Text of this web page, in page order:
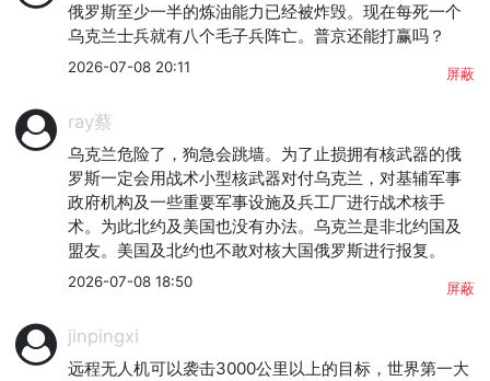
俄罗斯至少一半的炼油能力已经被炸毁。现在每死一个
乌克兰士兵就有八个毛子兵阵亡。普京还能打赢吗？
2026-07-08 20:11 屏蔽
ray蔡
乌克兰危险了，狗急会跳墙。为了止损拥有核武器的俄
罗斯一定会用战术小型核武器对付乌克兰，对基辅军事
政府机构及一些重要军事设施及兵工厂进行战术核手
术。为此北约及美国也没有办法。乌克兰是非北约国及
盟友。美国及北约也不敢对核大国俄罗斯进行报复。
2026-07-08 18:50 屏蔽
jinpingxi
远程无人机可以袭击3000公里以上的目标，世界第一大